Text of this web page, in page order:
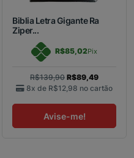
Biblia Letra Gigante Ra
Ziper...
R$85,02Pix
R$139,90 R$89,49
8x de R$12,98 no cartão
Avise-me!